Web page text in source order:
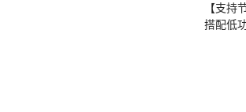
【支持
搭配低